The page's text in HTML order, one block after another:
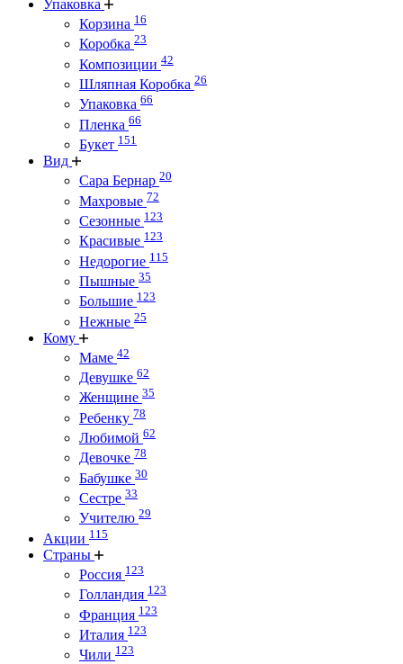
Упаковка
Корзина 16
Коробка 23
Композиции 42
Шляпная Коробка 26
Упаковка 66
Пленка 66
Букет 151
Вид
Сара Бернар 20
Махровые 72
Сезонные 123
Красивые 123
Недорогие 115
Пышные 35
Большие 123
Нежные 25
Кому
Маме 42
Девушке 62
Женщине 35
Ребенку 78
Любимой 62
Девочке 78
Бабушке 30
Сестре 33
Учителю 29
Акции 115
Страны
Россия 123
Голландия 123
Франция 123
Италия 123
Чили 123